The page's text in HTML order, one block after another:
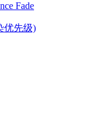
Fade
优先级)